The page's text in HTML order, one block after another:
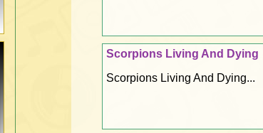
Scorpions Living And Dying
Scorpions Living And Dying...